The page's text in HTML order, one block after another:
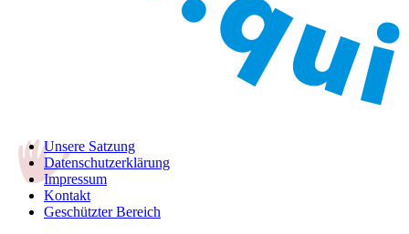
Unsere Satzung
Datenschutzerklärung
Impressum
Kontakt
Geschützter Bereich